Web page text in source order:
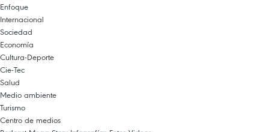
Enfoque
Internacional
Sociedad
Economía
Cultura-Deporte
Cie-Tec
Salud
Medio ambiente
Turismo
Centro de medios